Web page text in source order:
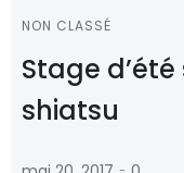
NON CLASSÉ
Stage
shiatsu